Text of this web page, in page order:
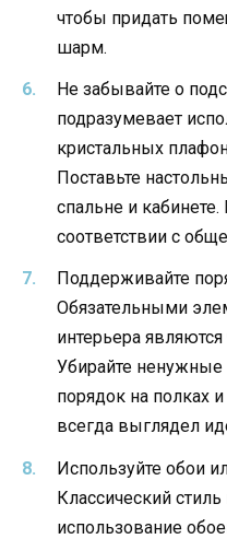
чтобы придать
шарм.
Не забывайте о
подразумевает
кристальных
Поставьте
спальне и
соответствии с
Поддерживайте
Обязательными
интерьера являются
Убирайте
порядок на полках
всегда выглядел
Используйте обои
Классический
использование